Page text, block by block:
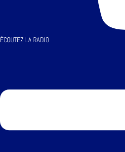
ÉCOUTEZ LA RADIO